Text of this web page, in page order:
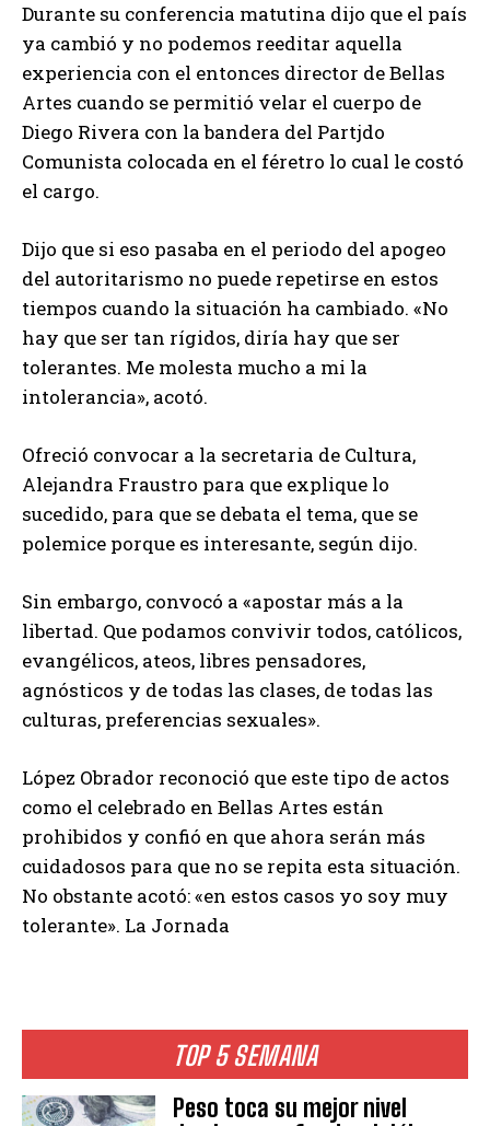
TOP 5 SEMANA
Peso toca su mejor nivel
Durante su conferencia matutina dijo que el país
ya cambió y no podemos reeditar aquella
experiencia con el entonces director de Bellas
Artes cuando se permitió velar el cuerpo de
Diego Rivera con la bandera del Partjdo
Comunista colocada en el féretro lo cual le costó
el cargo.
Dijo que si eso pasaba en el periodo del apogeo
del autoritarismo no puede repetirse en estos
tiempos cuando la situación ha cambiado. «No
hay que ser tan rígidos, diría hay que ser
tolerantes. Me molesta mucho a mi la
intolerancia», acotó.
Ofreció convocar a la secretaria de Cultura,
Alejandra Fraustro para que explique lo
sucedido, para que se debata el tema, que se
polemice porque es interesante, según dijo.
Sin embargo, convocó a «apostar más a la
libertad. Que podamos convivir todos, católicos,
evangélicos, ateos, libres pensadores,
agnósticos y de todas las clases, de todas las
culturas, preferencias sexuales».
López Obrador reconoció que este tipo de actos
como el celebrado en Bellas Artes están
prohibidos y confió en que ahora serán más
cuidadosos para que no se repita esta situación.
No obstante acotó: «en estos casos yo soy muy
tolerante». La Jornada